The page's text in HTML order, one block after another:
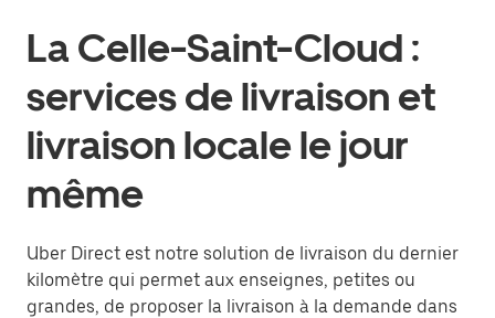
La Celle-Saint-Cloud :
services de livraison et
livraison locale le jour
même
Uber Direct est notre solution de livraison du dernier
kilomètre qui permet aux enseignes, petites ou
grandes, de proposer la livraison à la demande dans